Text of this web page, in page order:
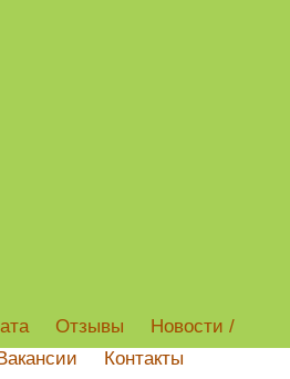
Отзывы
Новости /
Контакты